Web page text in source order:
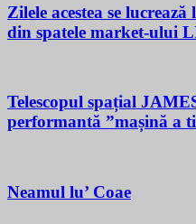
Zilele acestea se
din spatele market-ului
Telescopul spațial
performantă ”mașină a
Neamul lu’ Coae